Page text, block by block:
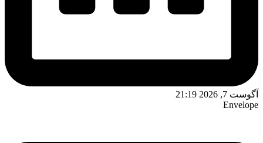
آگوست 7, 2026 21:19
Envelope